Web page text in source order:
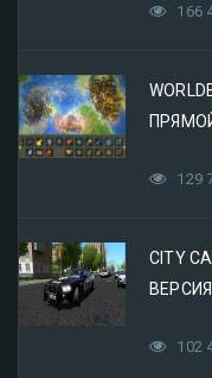
166
129
CITY
102